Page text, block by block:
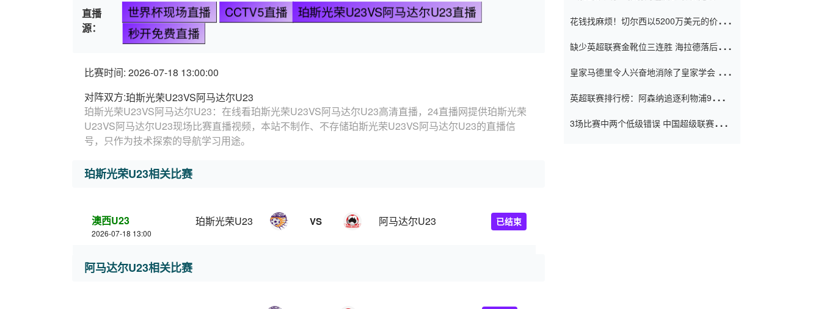
直播
源：
世界杯现场直播 CCTV5直播
珀斯光荣U23VS阿马达尔U23直播
秒开免费直播
比赛时间: 2026-07-18 13:00:00
对阵双方:珀斯光荣U23VS阿马达尔U23
珀斯光荣U23VS阿马达尔U23：在线看珀斯光荣U23VS阿马达尔U23高清直播，24直播网提供珀斯光荣
U23VS阿马达尔U23现场比赛直播视频，本站不制作、不存储珀斯光荣U23VS阿马达尔U23的直播信
号，只作为技术探索的导航学习用途。
珀斯光荣U23相关比赛
澳西U23
2026-07-18 13:00
珀斯光荣U23 VS 阿马达尔U23 已结束
阿马达尔U23相关比赛
花钱找麻烦！切尔西以5200万美元的价格
窗口
缺少英超联赛金靴位三连胜 海拉德落后6球
皇家马德里令人兴奋地消除了皇家学会 安
英超联赛排行榜：阿森纳追逐利物浦9分 曼
3场比赛中两个低级错误 中国超级联赛的前